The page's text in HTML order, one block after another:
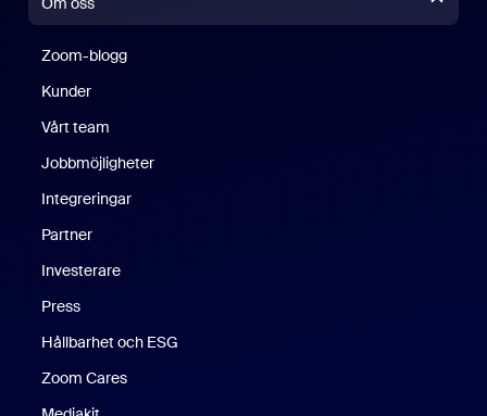
Zoom-blogg
Kunder
Vårt team
Jobbmöjligheter
Integreringar
Partner
Investerare
Press
Hållbarhet och ESG
Zoom Cares